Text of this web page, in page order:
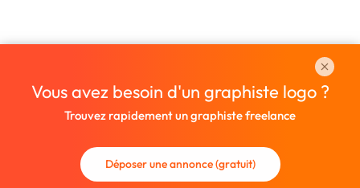
Vous avez besoin d'un graphiste logo ?
Trouvez rapidement un graphiste freelance
Déposer une annonce (gratuit)